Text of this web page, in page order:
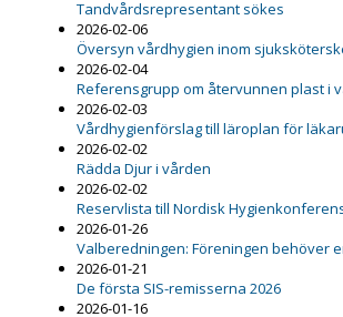
Tandvårdsrepresentant sökes
2026-02-06
Översyn vårdhygien inom
2026-02-04
Referensgrupp om återvunnen plast i
2026-02-03
Vårdhygienförslag till läroplan för
2026-02-02
Rädda Djur i vården
2026-02-02
Reservlista till Nordisk
2026-01-26
Valberedningen: Föreningen behöver
2026-01-21
De första SIS-remisserna 2026
2026-01-16